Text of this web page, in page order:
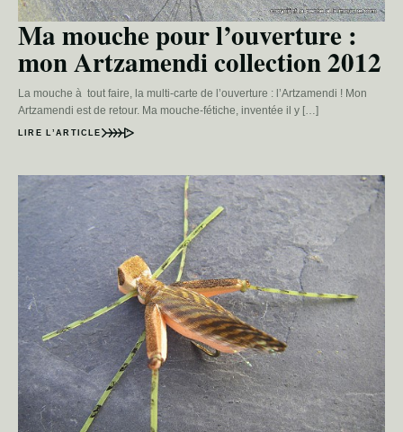
Ma mouche pour l’ouverture :
mon Artzamendi collection 2012
La mouche à tout faire, la multi-carte de l’ouverture : l’Artzamendi ! Mon
Artzamendi est de retour. Ma mouche-fétiche, inventée il y […]
LIRE L’ARTICLE